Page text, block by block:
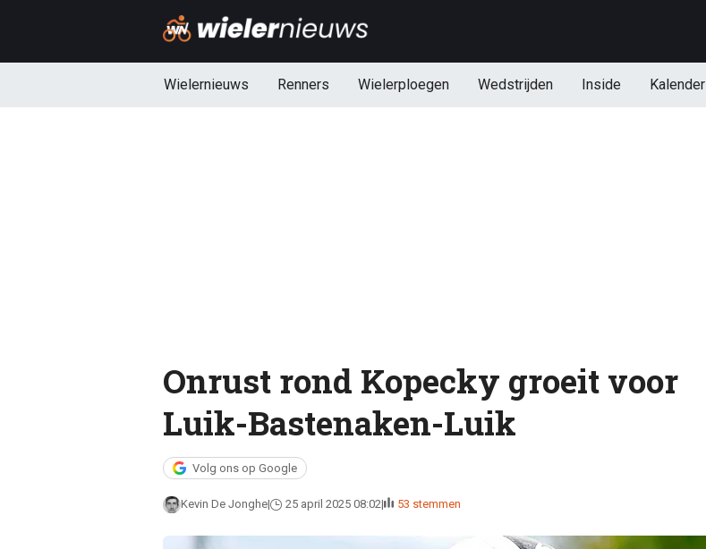
Wielernieuws Renners Wielerploegen Wedstrijden Inside Kalender
Onrust rond Kopecky groeit voor
Luik-Bastenaken-Luik
Volg ons op Google
Kevin De Jonghe 25 april 2025 08:02 53 stemmen